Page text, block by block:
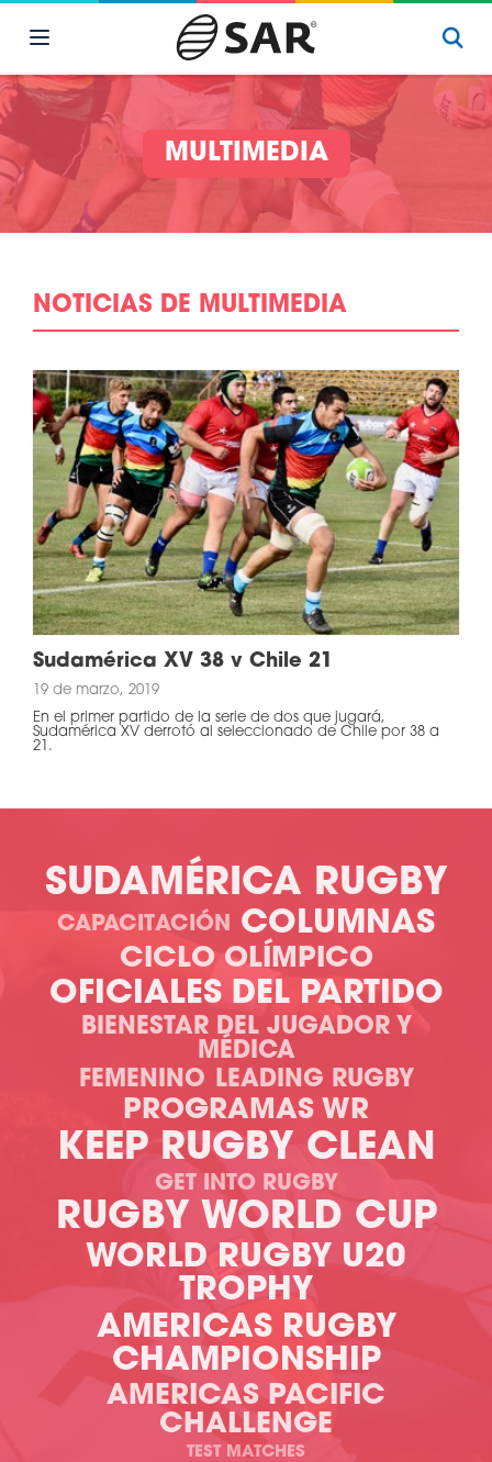
MULTIMEDIA
NOTICIAS DE MULTIMEDIA
Sudamérica XV 38 v Chile 21
19 de marzo, 2019
En el primer partido de la serie de dos que jugará,
Sudamérica XV derrotó al seleccionado de Chile por 38 a
21.
SUDAMÉRICA RUGBY
CAPACITACIÓN COLUMNAS
CICLO OLÍMPICO
OFICIALES DEL PARTIDO
BIENESTAR DEL JUGADOR Y
MÉDICA
FEMENINO
LEADING RUGBY
PROGRAMAS WR
KEEP RUGBY CLEAN
GET INTO RUGBY
RUGBY WORLD CUP
WORLD RUGBY U20
TROPHY
AMERICAS RUGBY
CHAMPIONSHIP
AMERICAS PACIFIC
CHALLENGE
TEST MATCHES